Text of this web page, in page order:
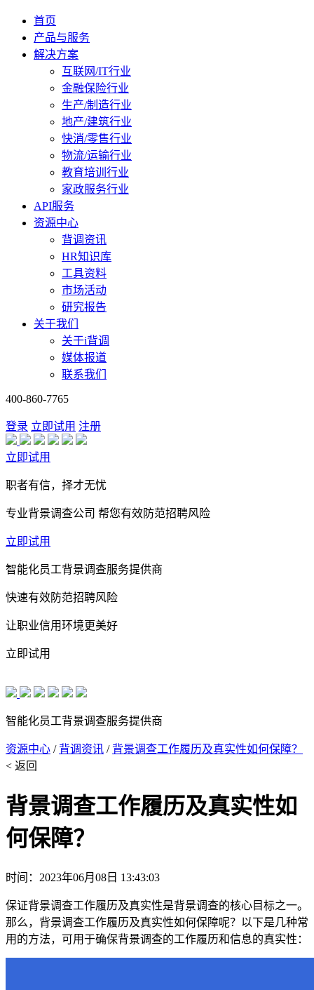
首页
产品与服务
解决方案
互联网/IT行业
金融保险行业
生产/制造行业
地产/建筑行业
快消/零售行业
物流/运输行业
教育培训行业
家政服务行业
API服务
资源中心
背调资讯
HR知识库
工具资料
市场活动
研究报告
关于我们
关于i背调
媒体报道
联系我们
400-860-7765
登录 立即试用 注册
立即试用
职者有信，择才无忧
专业背景调查公司 帮您有效防范招聘风险
立即试用
智能化员工背景调查服务提供商
快速有效防范招聘风险
让职业信用环境更美好
立即试用
智能化员工背景调查服务提供商
资源中心 / 背调资讯 / 背景调查工作履历及真实性如何保障？
< 返回
背景调查工作履历及真实性如
何保障？
时间：2023年06月08日 13:43:03
保证背景调查工作履历及真实性是背景调查的核心目标之一。
那么，背景调查工作履历及真实性如何保障呢？以下是几种常
用的方法，可用于确保背景调查的工作履历和信息的真实性：